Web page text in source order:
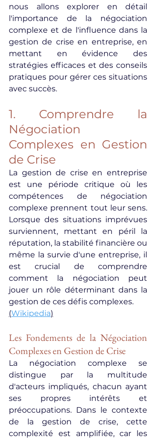
nous allons explorer en détail
l'importance de la négociation
complexe et de l'influence dans la
gestion de crise en entreprise, en
mettant en évidence des
stratégies efficaces et des conseils
pratiques pour gérer ces situations
avec succès.
1. Comprendre la
Négociation
Complexes en Gestion
de Crise
La gestion de crise en entreprise
est une période critique où les
compétences de négociation
complexe prennent tout leur sens.
Lorsque des situations imprévues
surviennent, mettant en péril la
réputation, la stabilité financière ou
même la survie d'une entreprise, il
est crucial de comprendre
comment la négociation peut
jouer un rôle déterminant dans la
gestion de ces défis complexes.
(Wikipedia)
Les Fondements de la Négociation
Complexes en Gestion de Crise
La négociation complexe se
distingue par la multitude
d'acteurs impliqués, chacun ayant
ses propres intérêts et
préoccupations. Dans le contexte
de la gestion de crise, cette
complexité est amplifiée, car les